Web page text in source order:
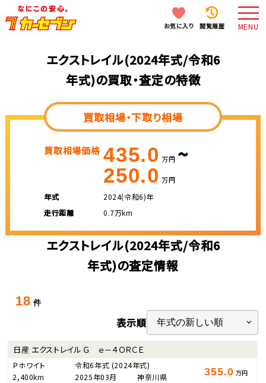
お気に入り 閲覧履歴 MENU
エクストレイル(2024年式/令和6
年式)の買取・査定の特徴
買取相場・下取り相場
買取相場価格 435.0 万円 ~
250.0 万円
年式
2024(令和6)年
走行距離
0.7万km
エクストレイル(2024年式/令和6
年式)の査定情報
18 件
表示順
日産 エクストレイル Ｇ ｅ－４ＯＲＣＥ
Ｐホワイト 令和6年式 (2024年式)
2,400km
2025年03月 神奈川県 355.0 万円